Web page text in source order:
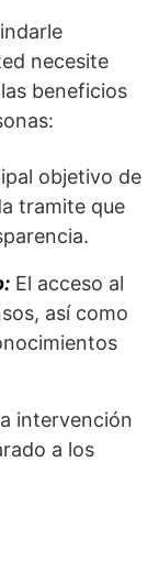
necesite
beneficios
objetivo de
tramite que
El acceso al
así como
intervención
a los